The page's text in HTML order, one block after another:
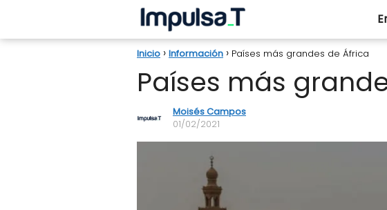
Inicio Información Países más grandes de África
Países más
Moisés Campos
01/02/2021